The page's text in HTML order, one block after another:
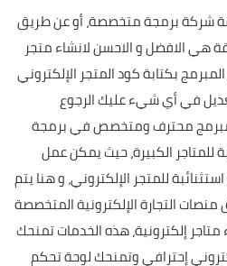
شركة برمجة متخصصة، أو عن طريق
هي الافضل و الاحسن لانشاء متجر
بكتابة كود المتجر الإلكتروني
في أي شيء عليك الرجوع
محترف ومتخصص في برمجة
للمتاجر الكبيرة، حيث يمكن عمل
للمتجر الإلكتروني، و هنا يتم
التجارة الإلكترونية المتخصصة
إلكترونية، هذه الخدمات تمنحك
إحترافي وتمنحك لوحة تحكم